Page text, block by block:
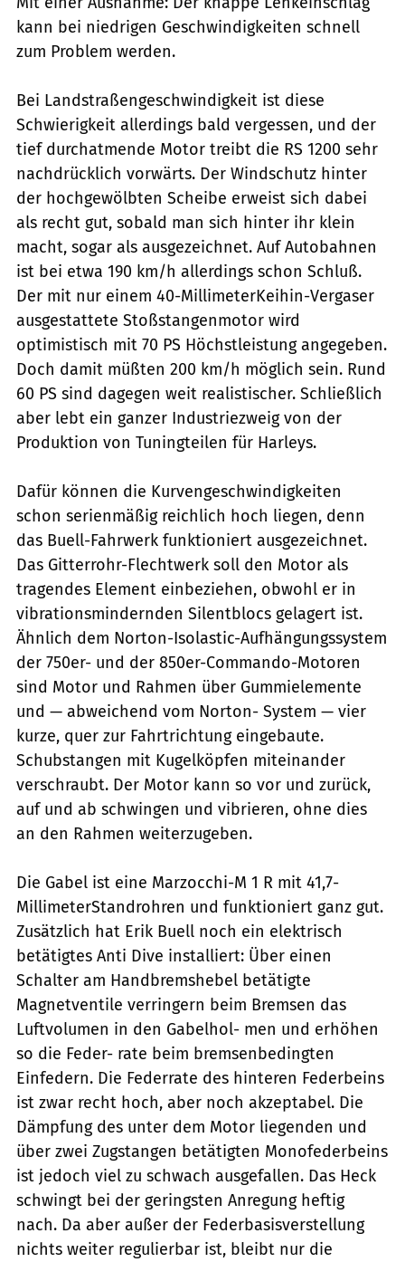
kann bei niedrigen Geschwindigkeiten schnell
zum Problem werden.
Bei Landstraßengeschwindigkeit ist diese
Schwierigkeit allerdings bald vergessen, und der
tief durchatmende Motor treibt die RS 1200 sehr
nachdrücklich vorwärts. Der Windschutz hinter
der hochgewölbten Scheibe erweist sich dabei
als recht gut, sobald man sich hinter ihr klein
macht, sogar als ausgezeichnet. Auf Autobahnen
ist bei etwa 190 km/h allerdings schon Schluß.
Der mit nur einem 40-MillimeterKeihin-Vergaser
ausgestattete Stoßstangenmotor wird
optimistisch mit 70 PS Höchstleistung angegeben.
Doch damit müßten 200 km/h möglich sein. Rund
60 PS sind dagegen weit realistischer. Schließlich
aber lebt ein ganzer Industriezweig von der
Produktion von Tuningteilen für Harleys.
Dafür können die Kurvengeschwindigkeiten
schon serienmäßig reichlich hoch liegen, denn
das Buell-Fahrwerk funktioniert ausgezeichnet.
Das Gitterrohr-Flechtwerk soll den Motor als
tragendes Element einbeziehen, obwohl er in
vibrationsmindernden Silentblocs gelagert ist.
Ähnlich dem Norton-Isolastic-Aufhängungssystem
der 750er- und der 850er-Commando-Motoren
sind Motor und Rahmen über Gummielemente
und — abweichend vom Norton- System — vier
kurze, quer zur Fahrtrichtung eingebaute.
Schubstangen mit Kugelköpfen miteinander
verschraubt. Der Motor kann so vor und zurück,
auf und ab schwingen und vibrieren, ohne dies
an den Rahmen weiterzugeben.
Die Gabel ist eine Marzocchi-M 1 R mit 41,7-
MillimeterStandrohren und funktioniert ganz gut.
Zusätzlich hat Erik Buell noch ein elektrisch
betätigtes Anti Dive installiert: Über einen
Schalter am Handbremshebel betätigte
Magnetventile verringern beim Bremsen das
Luftvolumen in den Gabelhol- men und erhöhen
so die Feder- rate beim bremsenbedingten
Einfedern. Die Federrate des hinteren Federbeins
ist zwar recht hoch, aber noch akzeptabel. Die
Dämpfung des unter dem Motor liegenden und
über zwei Zugstangen betätigten Monofederbeins
ist jedoch viel zu schwach ausgefallen. Das Heck
schwingt bei der geringsten Anregung heftig
nach. Da aber außer der Federbasisverstellung
nichts weiter regulierbar ist, bleibt nur die